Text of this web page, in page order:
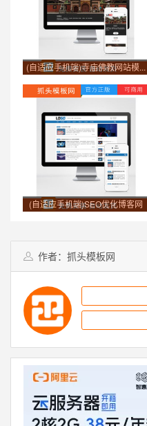
(自适应手机端)寺庙佛教网站模...
(自适应手机端)SEO优化博客网
作者：抓头模板网